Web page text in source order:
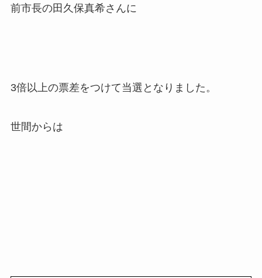
前市長の田久保真希さんに
3倍以上の票差をつけて当選となりました。
世間からは